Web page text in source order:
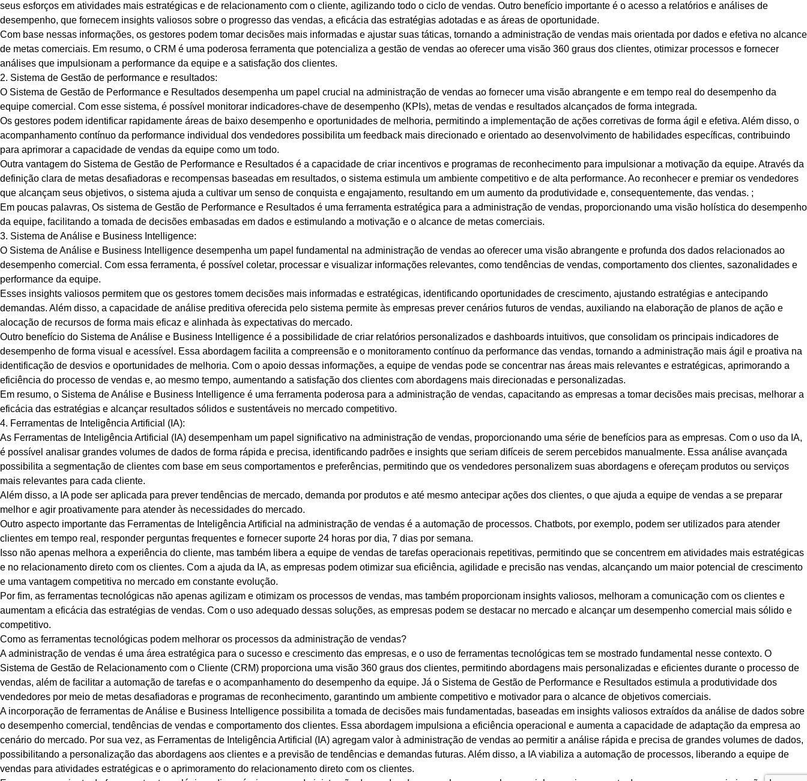
seus esforços em atividades mais estratégicas e de relacionamento com o cliente, agilizando todo o ciclo de vendas. Outro benefício importante é o acesso a relatórios e análises de
desempenho, que fornecem insights valiosos sobre o progresso das vendas, a eficácia das estratégias adotadas e as áreas de oportunidade.
Com base nessas informações, os gestores podem tomar decisões mais informadas e ajustar suas táticas, tornando a administração de vendas mais orientada por dados e efetiva no alcance
de metas comerciais. Em resumo, o CRM é uma poderosa ferramenta que potencializa a gestão de vendas ao oferecer uma visão 360 graus dos clientes, otimizar processos e fornecer
análises que impulsionam a performance da equipe e a satisfação dos clientes.
2. Sistema de Gestão de performance e resultados:
O Sistema de Gestão de Performance e Resultados desempenha um papel crucial na administração de vendas ao fornecer uma visão abrangente e em tempo real do desempenho da
equipe comercial. Com esse sistema, é possível monitorar indicadores-chave de desempenho (KPIs), metas de vendas e resultados alcançados de forma integrada.
Os gestores podem identificar rapidamente áreas de baixo desempenho e oportunidades de melhoria, permitindo a implementação de ações corretivas de forma ágil e efetiva. Além disso, o
acompanhamento contínuo da performance individual dos vendedores possibilita um feedback mais direcionado e orientado ao desenvolvimento de habilidades específicas, contribuindo
para aprimorar a capacidade de vendas da equipe como um todo.
Outra vantagem do Sistema de Gestão de Performance e Resultados é a capacidade de criar incentivos e programas de reconhecimento para impulsionar a motivação da equipe. Através da
definição clara de metas desafiadoras e recompensas baseadas em resultados, o sistema estimula um ambiente competitivo e de alta performance. Ao reconhecer e premiar os vendedores
que alcançam seus objetivos, o sistema ajuda a cultivar um senso de conquista e engajamento, resultando em um aumento da produtividade e, consequentemente, das vendas. ;
Em poucas palavras, Os sistema de Gestão de Performance e Resultados é uma ferramenta estratégica para a administração de vendas, proporcionando uma visão holística do desempenho
da equipe, facilitando a tomada de decisões embasadas em dados e estimulando a motivação e o alcance de metas comerciais.
3. Sistema de Análise e Business Intelligence:
O Sistema de Análise e Business Intelligence desempenha um papel fundamental na administração de vendas ao oferecer uma visão abrangente e profunda dos dados relacionados ao
desempenho comercial. Com essa ferramenta, é possível coletar, processar e visualizar informações relevantes, como tendências de vendas, comportamento dos clientes, sazonalidades e
performance da equipe.
Esses insights valiosos permitem que os gestores tomem decisões mais informadas e estratégicas, identificando oportunidades de crescimento, ajustando estratégias e antecipando
demandas. Além disso, a capacidade de análise preditiva oferecida pelo sistema permite às empresas prever cenários futuros de vendas, auxiliando na elaboração de planos de ação e
alocação de recursos de forma mais eficaz e alinhada às expectativas do mercado.
Outro benefício do Sistema de Análise e Business Intelligence é a possibilidade de criar relatórios personalizados e dashboards intuitivos, que consolidam os principais indicadores de
desempenho de forma visual e acessível. Essa abordagem facilita a compreensão e o monitoramento contínuo da performance das vendas, tornando a administração mais ágil e proativa na
identificação de desvios e oportunidades de melhoria. Com o apoio dessas informações, a equipe de vendas pode se concentrar nas áreas mais relevantes e estratégicas, aprimorando a
eficiência do processo de vendas e, ao mesmo tempo, aumentando a satisfação dos clientes com abordagens mais direcionadas e personalizadas.
Em resumo, o Sistema de Análise e Business Intelligence é uma ferramenta poderosa para a administração de vendas, capacitando as empresas a tomar decisões mais precisas, melhorar a
eficácia das estratégias e alcançar resultados sólidos e sustentáveis no mercado competitivo.
4. Ferramentas de Inteligência Artificial (IA):
As Ferramentas de Inteligência Artificial (IA) desempenham um papel significativo na administração de vendas, proporcionando uma série de benefícios para as empresas. Com o uso da IA,
é possível analisar grandes volumes de dados de forma rápida e precisa, identificando padrões e insights que seriam difíceis de serem percebidos manualmente. Essa análise avançada
possibilita a segmentação de clientes com base em seus comportamentos e preferências, permitindo que os vendedores personalizem suas abordagens e ofereçam produtos ou serviços
mais relevantes para cada cliente.
Além disso, a IA pode ser aplicada para prever tendências de mercado, demanda por produtos e até mesmo antecipar ações dos clientes, o que ajuda a equipe de vendas a se preparar
melhor e agir proativamente para atender às necessidades do mercado.
Outro aspecto importante das Ferramentas de Inteligência Artificial na administração de vendas é a automação de processos. Chatbots, por exemplo, podem ser utilizados para atender
clientes em tempo real, responder perguntas frequentes e fornecer suporte 24 horas por dia, 7 dias por semana.
Isso não apenas melhora a experiência do cliente, mas também libera a equipe de vendas de tarefas operacionais repetitivas, permitindo que se concentrem em atividades mais estratégicas
e no relacionamento direto com os clientes. Com a ajuda da IA, as empresas podem otimizar sua eficiência, agilidade e precisão nas vendas, alcançando um maior potencial de crescimento
e uma vantagem competitiva no mercado em constante evolução.
Por fim, as ferramentas tecnológicas não apenas agilizam e otimizam os processos de vendas, mas também proporcionam insights valiosos, melhoram a comunicação com os clientes e
aumentam a eficácia das estratégias de vendas. Com o uso adequado dessas soluções, as empresas podem se destacar no mercado e alcançar um desempenho comercial mais sólido e
competitivo.
Como as ferramentas tecnológicas podem melhorar os processos da administração de vendas?
A administração de vendas é uma área estratégica para o sucesso e crescimento das empresas, e o uso de ferramentas tecnológicas tem se mostrado fundamental nesse contexto. O
Sistema de Gestão de Relacionamento com o Cliente (CRM) proporciona uma visão 360 graus dos clientes, permitindo abordagens mais personalizadas e eficientes durante o processo de
vendas, além de facilitar a automação de tarefas e o acompanhamento do desempenho da equipe. Já o Sistema de Gestão de Performance e Resultados estimula a produtividade dos
vendedores por meio de metas desafiadoras e programas de reconhecimento, garantindo um ambiente competitivo e motivador para o alcance de objetivos comerciais.
A incorporação de ferramentas de Análise e Business Intelligence possibilita a tomada de decisões mais fundamentadas, baseadas em insights valiosos extraídos da análise de dados sobre
o desempenho comercial, tendências de vendas e comportamento dos clientes. Essa abordagem impulsiona a eficiência operacional e aumenta a capacidade de adaptação da empresa ao
cenário do mercado. Por sua vez, as Ferramentas de Inteligência Artificial (IA) agregam valor à administração de vendas ao permitir a análise rápida e precisa de grandes volumes de dados,
possibilitando a personalização das abordagens aos clientes e a previsão de tendências e demandas futuras. Além disso, a IA viabiliza a automação de processos, liberando a equipe de
vendas para atividades estratégicas e o aprimoramento do relacionamento direto com os clientes.